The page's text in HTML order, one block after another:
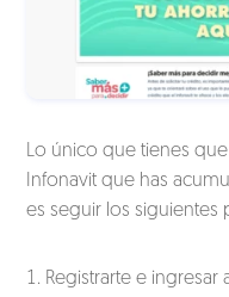
Lo único que tienes
Infonavit que has
es seguir los siguientes
Registrarte e ingresar